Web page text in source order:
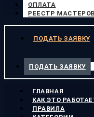
ОПЛАТА
РЕЕСТР МАСТЕРОВ
ПОДАТЬ ЗАЯВКУ
ПОДАТЬ ЗАЯВКУ
ГЛАВНАЯ
КАК ЭТО
ПРАВИЛА